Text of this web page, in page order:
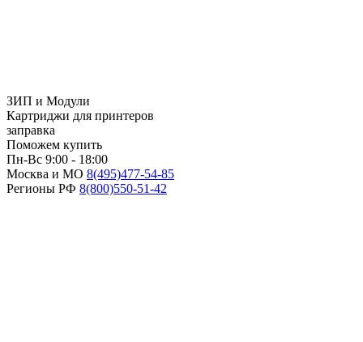
ЗИП и Модули
Картриджи для принтеров
заправка
Поможем купить
Пн-Вс 9:00 - 18:00
Москва и МО 8(495)477-54-85
Регионы РФ 8(800)550-51-42